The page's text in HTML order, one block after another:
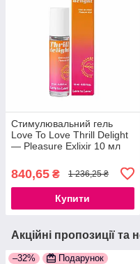
Стимулювальний гель
Love To Love Thrill Delight
— Pleasure Exlixir 10 мл
840,65 ₴ 1 236,25 ₴
Купити
Акційні пропозиції та
–32% Подарунок